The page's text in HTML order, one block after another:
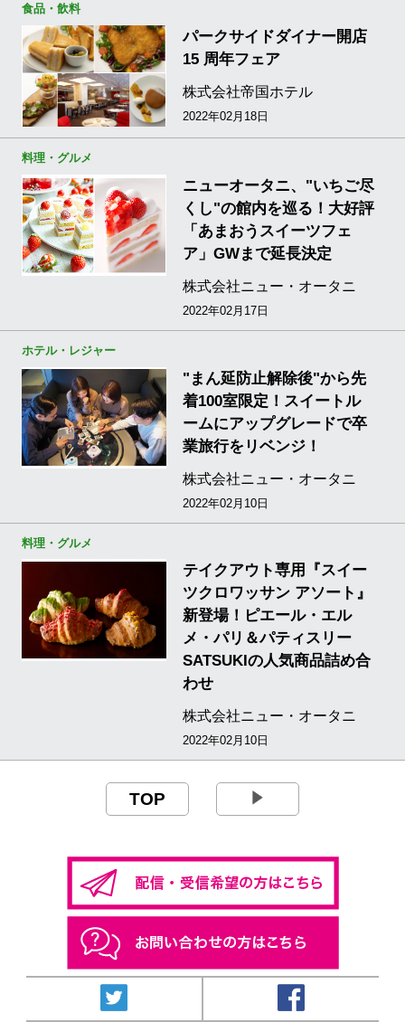
食品・飲料
パークサイドダイナー開店
15 周年フェア
株式会社帝国ホテル
2022年02月18日
料理・グルメ
ニューオータニ、"いちご尽
くし"の館内を巡る！大好評
「あまおうスイーツフェ
ア」GWまで延長決定
株式会社ニュー・オータニ
2022年02月17日
ホテル・レジャー
"まん延防止解除後"から先
着100室限定！スイートル
ームにアップグレードで卒
業旅行をリベンジ！
株式会社ニュー・オータニ
2022年02月10日
料理・グルメ
テイクアウト専用『スイー
ツクロワッサン アソート』
新登場！ピエール・エル
メ・パリ＆パティスリー
SATSUKIの人気商品詰め合
わせ
株式会社ニュー・オータニ
2022年02月10日
TOP